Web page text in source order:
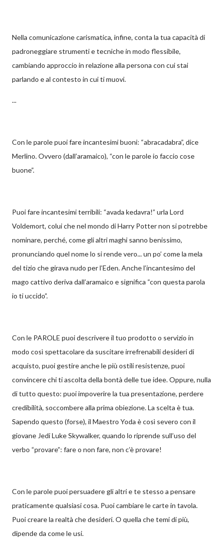
Nella comunicazione carismatica, infine, conta la tua capacità di
padroneggiare strumenti e tecniche in modo flessibile,
cambiando approccio in relazione alla persona con cui stai
parlando e al contesto in cui ti muovi.
...
Con le parole puoi fare incantesimi buoni: “abracadabra”, dice
Merlino. Ovvero (dall’aramaico), “con le parole io faccio cose
buone”.
Puoi fare incantesimi terribili: “avada kedavra!” urla Lord
Voldemort, colui che nel mondo di Harry Potter non si potrebbe
nominare, perché, come gli altri maghi sanno benissimo,
pronunciando quel nome lo si rende vero... un po’ come la mela
del tizio che girava nudo per l’Eden. Anche l’incantesimo del
mago cattivo deriva dall’aramaico e significa “con questa parola
io ti uccido”.
Con le PAROLE puoi descrivere il tuo prodotto o servizio in
modo così spettacolare da suscitare irrefrenabili desideri di
acquisto, puoi gestire anche le più ostili resistenze, puoi
convincere chi ti ascolta della bontà delle tue idee. Oppure, nulla
di tutto questo: puoi impoverire la tua presentazione, perdere
credibilità, soccombere alla prima obiezione. La scelta è tua.
Sapendo questo (forse), il Maestro Yoda è così severo con il
giovane Jedi Luke Skywalker, quando lo riprende sull’uso del
verbo “provare”: fare o non fare, non c’è provare!
Con le parole puoi persuadere gli altri e te stesso a pensare
praticamente qualsiasi cosa. Puoi cambiare le carte in tavola.
Puoi creare la realtà che desideri. O quella che temi di più,
dipende da come le usi.